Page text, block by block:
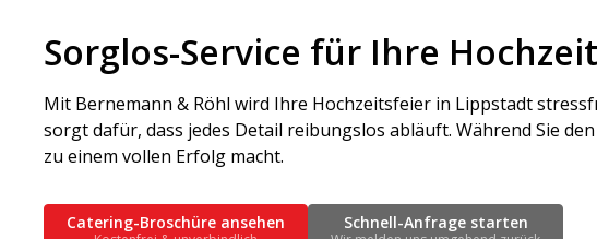
Sorglos-Service für Ihre
Mit Bernemann & Röhl wird Ihre Hochzeitsfeier in Lippstadt
sorgt dafür, dass jedes Detail reibungslos abläuft. Während Sie
zu einem vollen Erfolg macht.
Catering-Broschüre ansehen Schnell-Anfrage starten